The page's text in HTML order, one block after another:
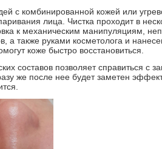
с комбинированной кожей или
лица. Чистка проходит в
к механическим манипуляциям,
а также руками косметолога и
коже быстро восстановиться.
составов позволяет справиться с
же после нее будет заметен